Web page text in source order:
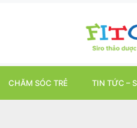
CHĂM SÓC TRẺ TIN TỨC –